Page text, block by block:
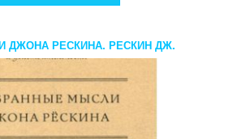
ДЖОНА РЕСКИНА. РЕСКИН ДЖ.